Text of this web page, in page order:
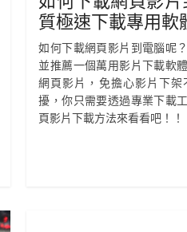
質極速下載專用軟
如何下載網頁影片到電腦呢
並推薦一個萬用影片下載軟
網頁影片，免擔心影片下
擾，你只需要透過專業下載
頁影片下載方法來看看吧！！